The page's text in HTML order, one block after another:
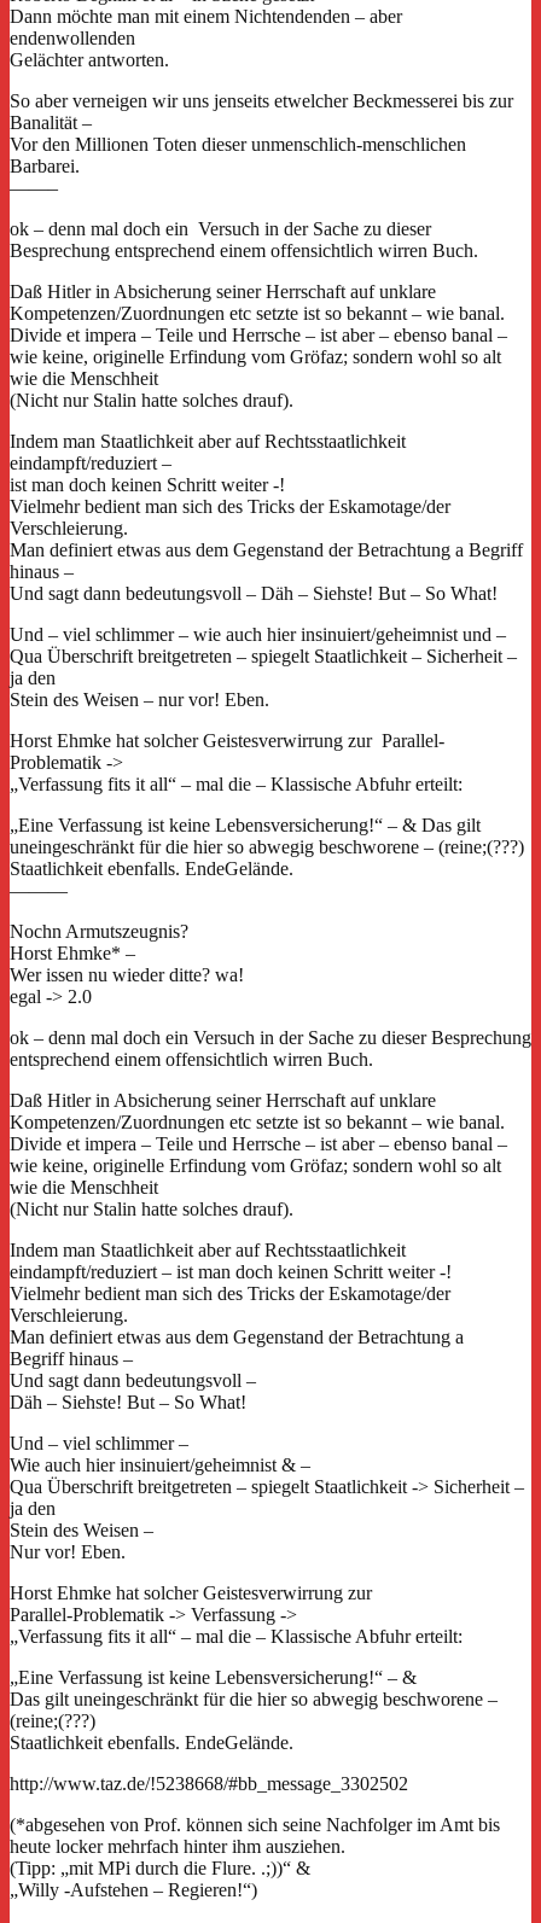
Dann möchte man mit einem Nichtendenden – aber
endenwollenden
Gelächter antworten.
So aber verneigen wir uns jenseits etwelcher Beckmesserei bis zur
Banalität –
Vor den Millionen Toten dieser unmenschlich-menschlichen
Barbarei.
——–
ok – denn mal doch ein Versuch in der Sache zu dieser
Besprechung entsprechend einem offensichtlich wirren Buch.
Daß Hitler in Absicherung seiner Herrschaft auf unklare
Kompetenzen/Zuordnungen etc setzte ist so bekannt – wie banal.
Divide et impera – Teile und Herrsche – ist aber – ebenso banal –
wie keine, originelle Erfindung vom Gröfaz; sondern wohl so alt
wie die Menschheit
(Nicht nur Stalin hatte solches drauf).
Indem man Staatlichkeit aber auf Rechtsstaatlichkeit
eindampft/reduziert –
ist man doch keinen Schritt weiter -!
Vielmehr bedient man sich des Tricks der Eskamotage/der
Verschleierung.
Man definiert etwas aus dem Gegenstand der Betrachtung a Begriff
hinaus –
Und sagt dann bedeutungsvoll – Däh – Siehste! But – So What!
Und – viel schlimmer – wie auch hier insinuiert/geheimnist und –
Qua Überschrift breitgetreten – spiegelt Staatlichkeit – Sicherheit –
ja den
Stein des Weisen – nur vor! Eben.
Horst Ehmke hat solcher Geistesverwirrung zur Parallel-
Problematik ->
„Verfassung fits it all“ – mal die – Klassische Abfuhr erteilt:
„Eine Verfassung ist keine Lebensversicherung!“ – & Das gilt
uneingeschränkt für die hier so abwegig beschworene – (reine;(???)
Staatlichkeit ebenfalls. EndeGelände.
———
Nochn Armutszeugnis?
Horst Ehmke* –
Wer issen nu wieder ditte? wa!
egal -> 2.0
ok – denn mal doch ein Versuch in der Sache zu dieser Besprechung
entsprechend einem offensichtlich wirren Buch.
Daß Hitler in Absicherung seiner Herrschaft auf unklare
Kompetenzen/Zuordnungen etc setzte ist so bekannt – wie banal.
Divide et impera – Teile und Herrsche – ist aber – ebenso banal –
wie keine, originelle Erfindung vom Gröfaz; sondern wohl so alt
wie die Menschheit
(Nicht nur Stalin hatte solches drauf).
Indem man Staatlichkeit aber auf Rechtsstaatlichkeit
eindampft/reduziert – ist man doch keinen Schritt weiter -!
Vielmehr bedient man sich des Tricks der Eskamotage/der
Verschleierung.
Man definiert etwas aus dem Gegenstand der Betrachtung a
Begriff hinaus –
Und sagt dann bedeutungsvoll –
Däh – Siehste! But – So What!
Und – viel schlimmer –
Wie auch hier insinuiert/geheimnist & –
Qua Überschrift breitgetreten – spiegelt Staatlichkeit -> Sicherheit –
ja den
Stein des Weisen –
Nur vor! Eben.
Horst Ehmke hat solcher Geistesverwirrung zur
Parallel-Problematik -> Verfassung ->
„Verfassung fits it all“ – mal die – Klassische Abfuhr erteilt:
„Eine Verfassung ist keine Lebensversicherung!“ – &
Das gilt uneingeschränkt für die hier so abwegig beschworene –
(reine;(???)
Staatlichkeit ebenfalls. EndeGelände.
http://www.taz.de/!5238668/#bb_message_3302502
(*abgesehen von Prof. können sich seine Nachfolger im Amt bis
heute locker mehrfach hinter ihm ausziehen.
(Tipp: „mit MPi durch die Flure. .;))“ &
„Willy -Aufstehen – Regieren!“)